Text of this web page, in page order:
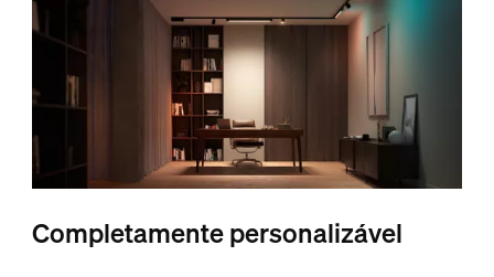
Completamente personalizável